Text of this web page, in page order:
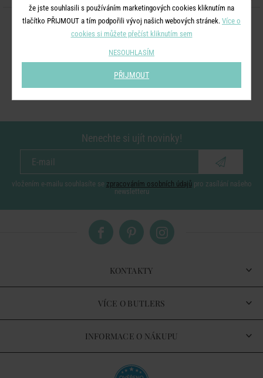
BOODY
Váza/květináč 13 cm - černá
BOODY
Váza/květináč 13 cm - bílá
Nenechte si ujít novinky!
vložením e-mailu souhlasíte se zpracováním osobních údajů pro zasílání našeho
newsletteru
KONTAKTY
VÍCE O BUTLERS
INFORMACE O NÁKUPU
že jste souhlasili s používáním marketingových cookies kliknutím na
tlačítko PŘIJMOUT a tím podpořili vývoj našich webových stránek. Více o
cookies si můžete přečíst kliknutím sem
NESOUHLASÍM
PŘIJMOUT